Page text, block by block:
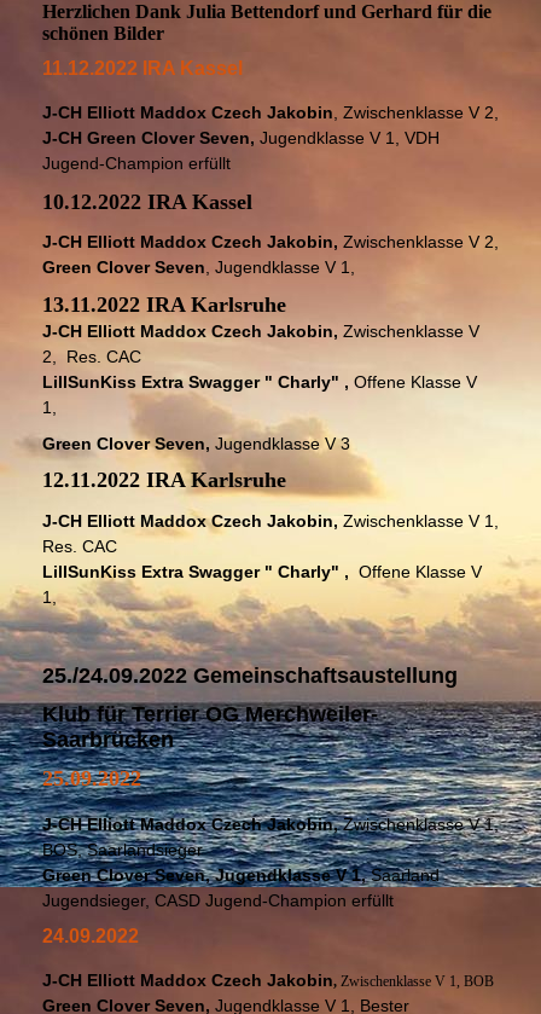
Herzlichen Dank Julia Bettendorf und Gerhard für die
schönen Bilder
11.12.2022 IRA Kassel
J-CH Elliott Maddox Czech Jakobin, Zwischenklasse V 2,
J-CH Green Clover Seven, Jugendklasse V 1, VDH
Jugend-Champion erfüllt
10.12.2022 IRA Kassel
J-CH Elliott Maddox Czech Jakobin, Zwischenklasse V 2,
Green Clover Seven , Jugendklasse V 1,
13.11.2022 IRA Karlsruhe
J-CH Elliott Maddox Czech Jakobin, Zwischenklasse V
2, Res. CAC
LillSunKiss Extra Swagger " Charly" , Offene Klasse V
1,
Green Clover Seven, Jugendklasse V 3
12.11.2022 IRA Karlsruhe
J-CH Elliott Maddox Czech Jakobin, Zwischenklasse V 1,
Res. CAC
LillSunKiss Extra Swagger " Charly" , Offene Klasse V
1,
25./24.09.2022 Gemeinschaftsaustellung
Klub für Terrier OG Merchweiler-
Saarbrücken
25.09.2022
J-CH Elliott Maddox Czech Jakobin,Zwischenklasse V 1,
BOS, Saarlandsieger
Green Clover Seven, Jugendklasse V 1,Saarland
Jugendsieger, CASD Jugend-Champion erfüllt
24.09.2022
J-CH Elliott Maddox Czech Jakobin, Zwischenklasse V 1, BOB
Green Clover Seven, Jugendklasse V 1, Bester